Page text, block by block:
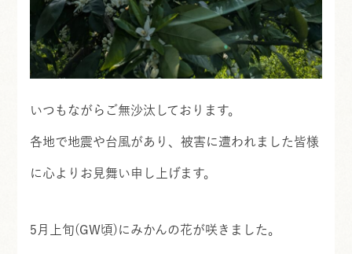
いつもながらご無沙汰しております。
各地で地震や台風があり、被害に遭われました皆様
に心よりお見舞い申し上げます。
5月上旬(GW頃)にみかんの花が咲きました。